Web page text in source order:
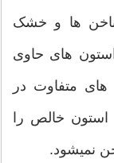
ها و خشک
های حاوی
متفاوت در
خالص را
نمیشود.